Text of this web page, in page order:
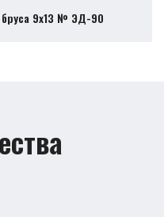
9х13 № ЭД-90